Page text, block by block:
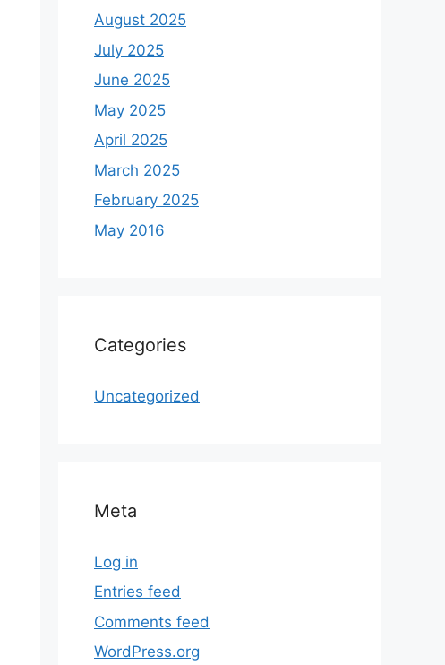
August 2025
July 2025
June 2025
May 2025
April 2025
March 2025
February 2025
May 2016
Categories
Uncategorized
Meta
Log in
Entries feed
Comments feed
WordPress.org